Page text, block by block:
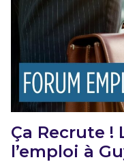
Ça Recrute !
l’emploi à